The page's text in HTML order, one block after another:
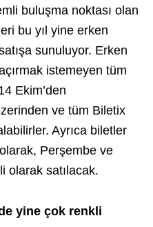
buluşma noktası olan
bu yıl yine erken
sunuluyor. Erken
istemeyen tüm
Ekim’den
ve tüm Biletix
Ayrıca biletler
Perşembe ve
olarak satılacak.
yine çok renkli